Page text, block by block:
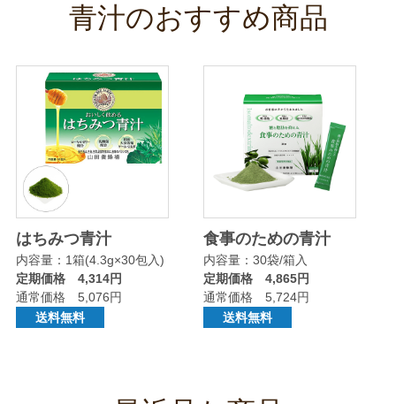
青汁のおすすめ商品
はちみつ青汁
内容量：1箱(4.3g×30包入)
定期価格 4,314円
通常価格 5,076円
送料無料
食事のための青汁
内容量：30袋/箱入
定期価格 4,865円
通常価格 5,724円
送料無料